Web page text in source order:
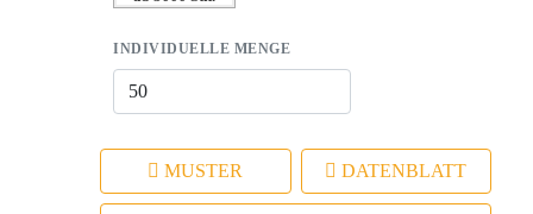
INDIVIDUELLE MENGE
MUSTER DATENBLATT